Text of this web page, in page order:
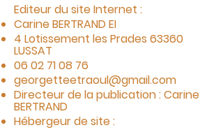
Editeur du site Internet :
Carine BERTRAND EI
4 Lotissement les Prades 63360
LUSSAT
06 02 71 08 76
georgetteetraoul@gmail.com
Directeur de la publication : Carine
BERTRAND
Hébergeur de site :